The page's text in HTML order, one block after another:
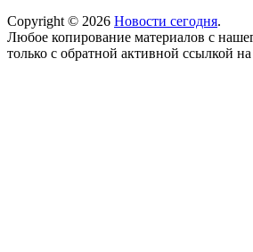
Copyright © 2026 Новости сегодня.
Любое копирование материалов с
только с обратной активной ссылкой